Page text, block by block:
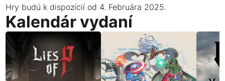
Hry budú k dispozícií od 4. Februára 2025.
Kalendár vydaní